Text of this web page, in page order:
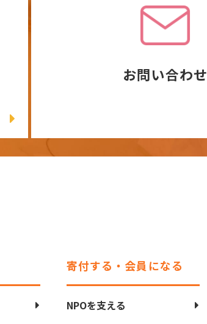
お問い合わせ
寄付する・会員になる
NPOを支える